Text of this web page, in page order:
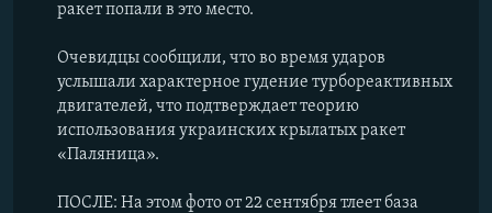
ракет попали в это место.
Очевидцы сообщили, что во время ударов
услышали характерное гудение турбореактивных
двигателей, что подтверждает теорию
использования украинских крылатых ракет
«Паляница».
ПОСЛЕ: На этом фото от 22 сентября тлеет база